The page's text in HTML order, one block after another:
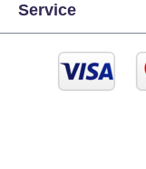
Service